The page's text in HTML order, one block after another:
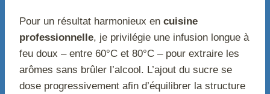
Pour un résultat harmonieux en cuisine
professionnelle, je privilégie une infusion longue à
feu doux – entre 60°C et 80°C – pour extraire les
arômes sans brûler l’alcool. L’ajout du sucre se
dose progressivement afin d’équilibrer la structure